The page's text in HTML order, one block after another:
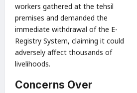
workers gathered at the tehsil
premises and demanded the
immediate withdrawal of the E-
Registry System, claiming it could
adversely affect thousands of
livelihoods.
Concerns Over